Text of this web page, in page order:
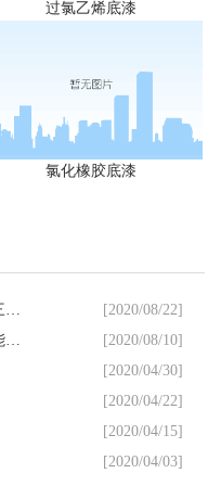
过氯乙烯底漆
氯化橡胶底漆
钢结构丙烯酸漆必知三个要点
[2020/08/22]
解决了这些问题，才能用好马路划..
[2020/08/10]
[2020/04/30]
[2020/04/22]
[2020/04/15]
[2020/04/03]